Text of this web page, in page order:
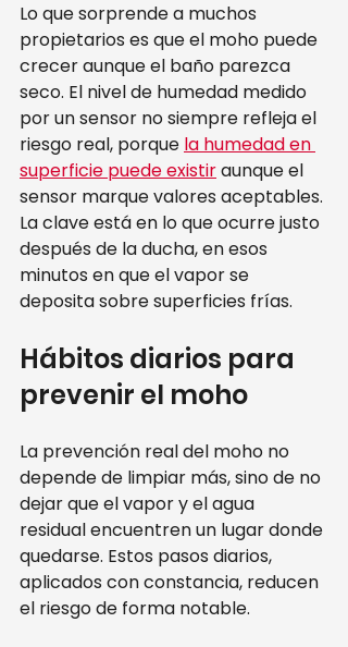
Lo que sorprende a muchos
propietarios es que el moho puede
crecer aunque el baño parezca
seco. El nivel de humedad medido
por un sensor no siempre refleja el
riesgo real, porque la humedad en
superficie puede existir aunque el
sensor marque valores aceptables.
La clave está en lo que ocurre justo
después de la ducha, en esos
minutos en que el vapor se
deposita sobre superficies frías.
Hábitos diarios para
prevenir el moho
La prevención real del moho no
depende de limpiar más, sino de no
dejar que el vapor y el agua
residual encuentren un lugar donde
quedarse. Estos pasos diarios,
aplicados con constancia, reducen
el riesgo de forma notable.